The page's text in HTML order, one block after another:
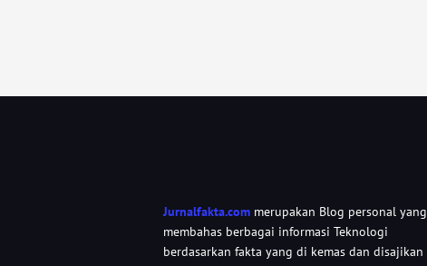
Jurnalfakta.com merupakan Blog personal yang
membahas berbagai informasi Teknologi
berdasarkan fakta yang di kemas dan disajikan